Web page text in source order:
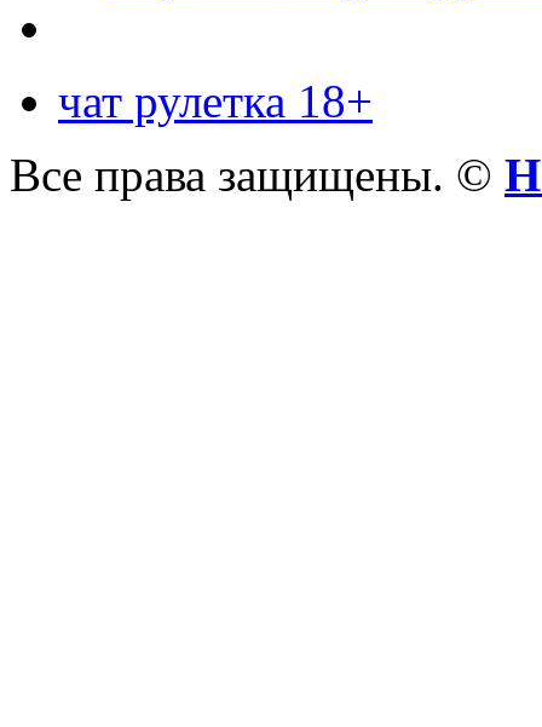
чат рулетка 18+
Все права защищены. ©